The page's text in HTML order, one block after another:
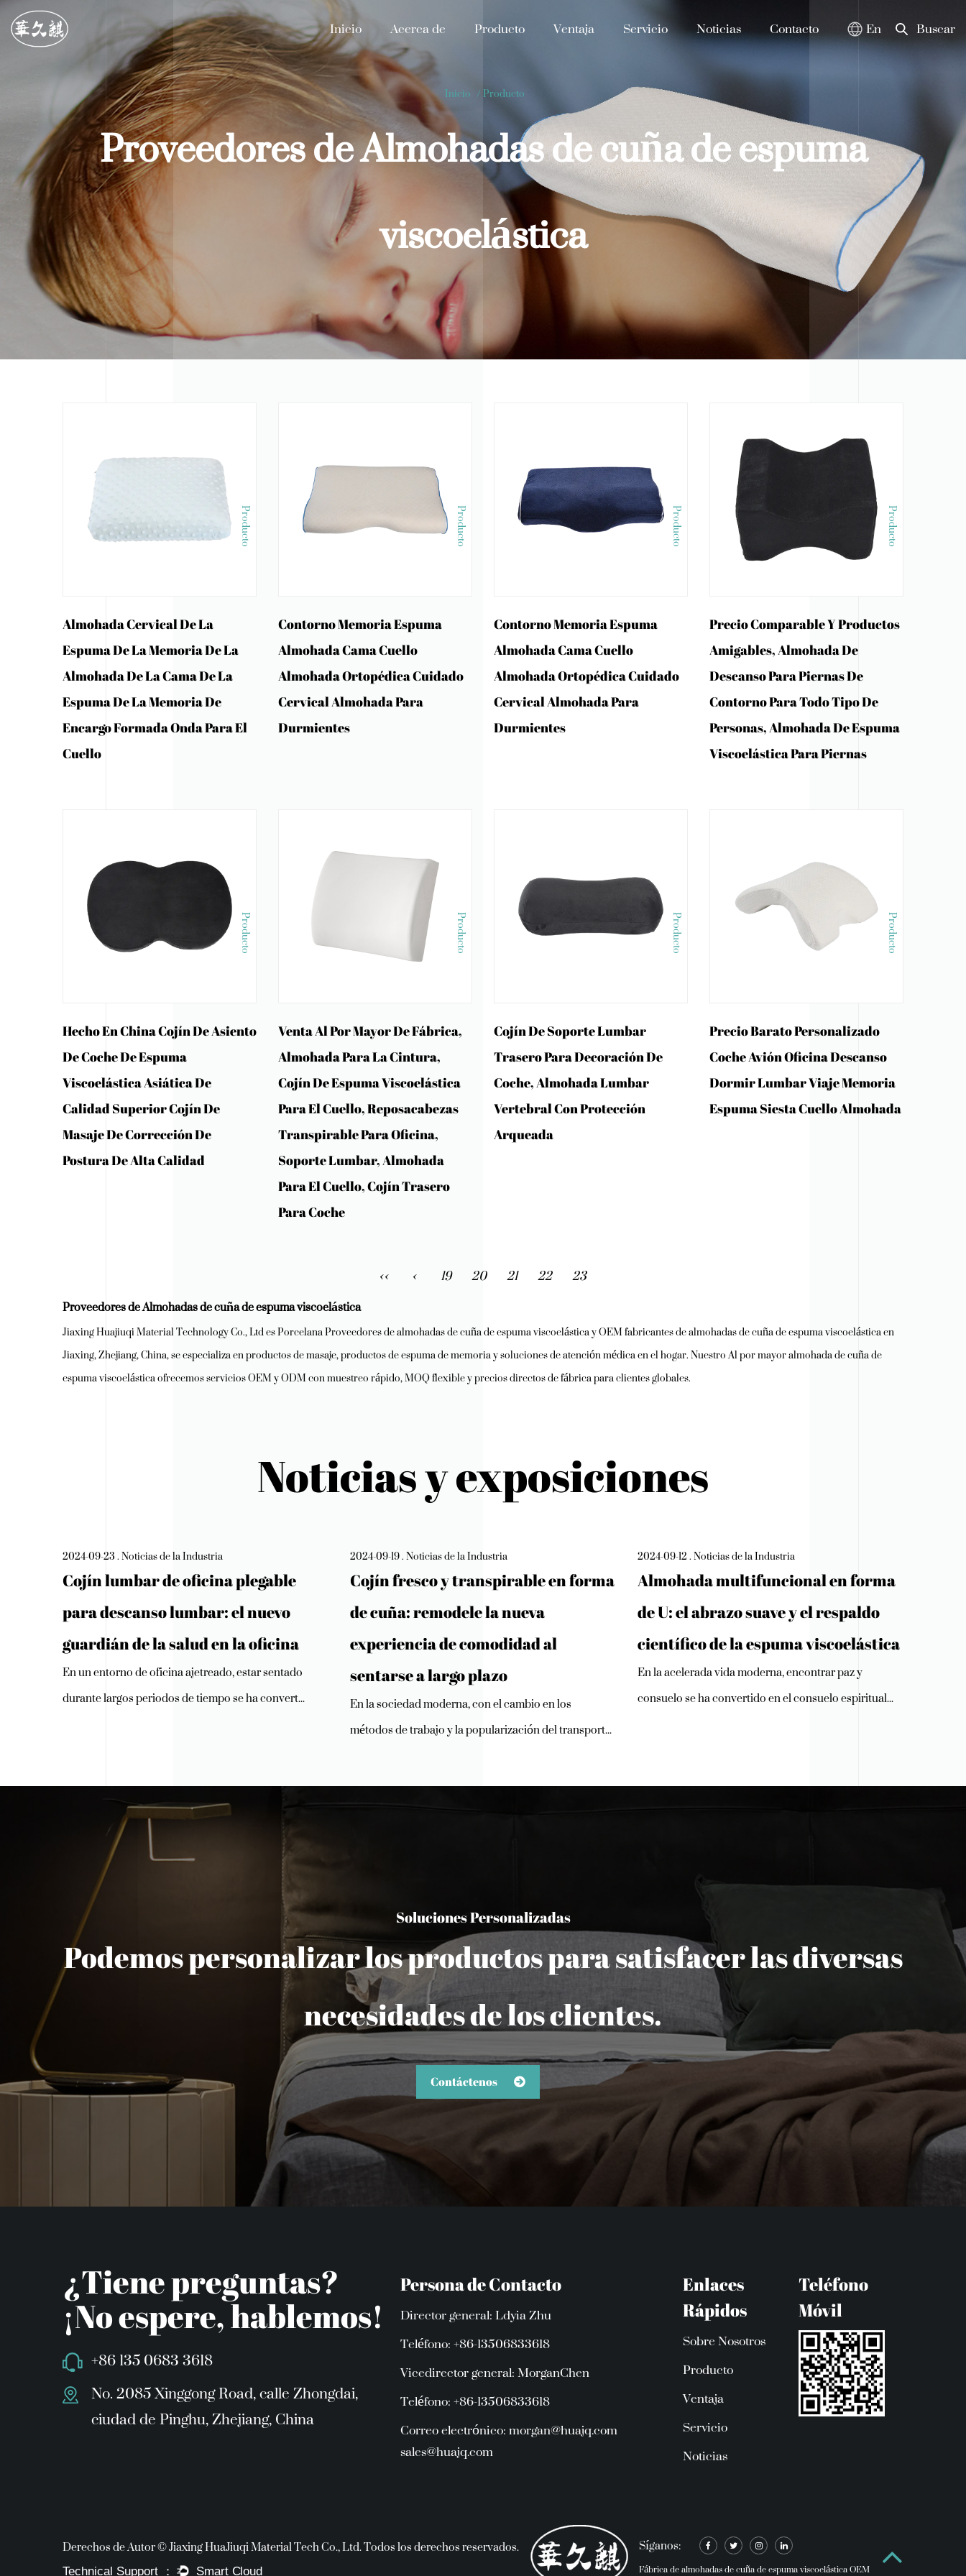
Inicio Acerca de Producto Ventaja Servicio Noticias Contacto En Buscar
Inicio /Producto
Proveedores de Almohadas de cuña de espuma
viscoelástica
Producto
Almohada Cervical De La
Espuma De La Memoria De La
Almohada De La Cama De La
Espuma De La Memoria De
Encargo Formada Onda Para El
Cuello
Producto
Contorno Memoria Espuma
Almohada Cama Cuello
Almohada Ortopédica Cuidado
Cervical Almohada Para
Durmientes
Producto
Contorno Memoria Espuma
Almohada Cama Cuello
Almohada Ortopédica Cuidado
Cervical Almohada Para
Durmientes
Producto
Precio Comparable Y Productos
Amigables, Almohada De
Descanso Para Piernas De
Contorno Para Todo Tipo De
Personas, Almohada De Espuma
Viscoelástica Para Piernas
Producto
Hecho En China Cojín De Asiento
De Coche De Espuma
Viscoelástica Asiática De
Calidad Superior Cojín De
Masaje De Corrección De
Postura De Alta Calidad
Producto
Venta Al Por Mayor De Fábrica,
Almohada Para La Cintura,
Cojín De Espuma Viscoelástica
Para El Cuello, Reposacabezas
Transpirable Para Oficina,
Soporte Lumbar, Almohada
Para El Cuello, Cojín Trasero
Para Coche
Producto
Cojín De Soporte Lumbar
Trasero Para Decoración De
Coche, Almohada Lumbar
Vertebral Con Protección
Arqueada
Producto
Precio Barato Personalizado
Coche Avión Oficina Descanso
Dormir Lumbar Viaje Memoria
Espuma Siesta Cuello Almohada
‹‹ ‹ 19 20 21 22 23
Proveedores de Almohadas de cuña de espuma viscoelástica
Jiaxing Huajiuqi Material Technology Co., Ltd esPorcelana Proveedores de almohadas de cuña de espuma viscoelásticayOEM fabricantes de almohadas de cuña de espuma viscoelásticaen
Jiaxing, Zhejiang, China, se especializa en productos de masaje, productos de espuma de memoria y soluciones de atención médica en el hogar. NuestroAl por mayor almohada de cuña de
espuma viscoelásticaofrecemos servicios OEM y ODM con muestreo rápido, MOQ flexible y precios directos de fábrica para clientes globales.
Noticias y exposiciones
2024-09-23 . Noticias de la Industria
Cojín lumbar de oficina plegable
para descanso lumbar: el nuevo
guardián de la salud en la oficina
En un entorno de oficina ajetreado, estar sentado
durante largos periodos de tiempo se ha convert...
2024-09-19 . Noticias de la Industria
Cojín fresco y transpirable en forma
de cuña: remodele la nueva
experiencia de comodidad al
sentarse a largo plazo
En la sociedad moderna, con el cambio en los
métodos de trabajo y la popularización del transport...
2024-09-12 . Noticias de la Industria
Almohada multifuncional en forma
de U: el abrazo suave y el respaldo
científico de la espuma viscoelástica
En la acelerada vida moderna, encontrar paz y
consuelo se ha convertido en el consuelo espiritual...
Soluciones Personalizadas
Podemos personalizar los productos para satisfacer las diversas
necesidades de los clientes.
Contáctenos
¿Tiene preguntas?
¡No espere, hablemos!
+86 135 0683 3618
No. 2085 Xinggong Road, calle Zhongdai,
ciudad de Pinghu, Zhejiang, China
Persona de Contacto
Director general: Ldyia Zhu
Teléfono: +86-13506833618
Vicedirector general: MorganChen
Teléfono: +86-13506833618
Correo electrónico:morgan@huajq.com
sales@huajq.com
Enlaces
Rápidos
Sobre Nosotros
Producto
Ventaja
Servicio
Noticias
Teléfono
Móvil
Derechos de Autor © Jiaxing HuaJiuqi Material Tech Co., Ltd. Todos los derechos reservados. Síganos:
Fábrica de almohadas de cuña de espuma viscoelástica OEM